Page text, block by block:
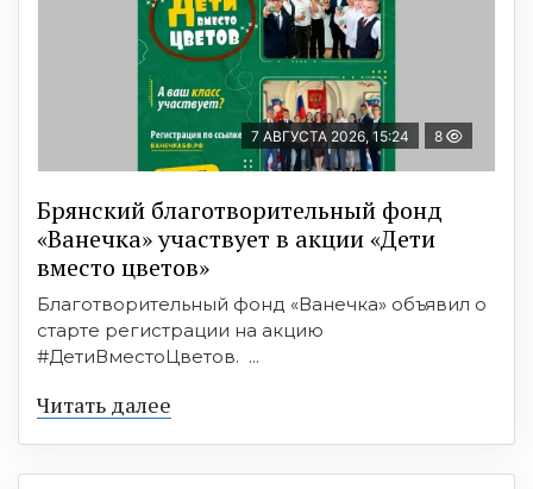
7 АВГУСТА 2026, 15:24 8
Брянский благотворительный фонд
«Ванечка» участвует в акции «Дети
вместо цветов»
Благотворительный фонд «Ванечка» объявил о
старте регистрации на акцию
#ДетиВместоЦветов. ...
Читать далее